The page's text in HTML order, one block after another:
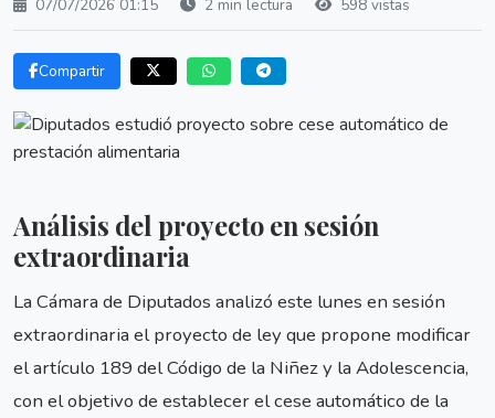
07/07/2026 01:15 2 min lectura 598 vistas
Compartir
Análisis del proyecto en sesión
extraordinaria
La Cámara de Diputados analizó este lunes en sesión
extraordinaria el proyecto de ley que propone modificar
el artículo 189 del Código de la Niñez y la Adolescencia,
con el objetivo de establecer el cese automático de la